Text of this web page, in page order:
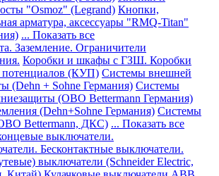
"Osmoz" (Legrand) Кнопки,
арматура, аксессуары "RMQ-Titan"
... Показать все
Заземление. Ограничители
Коробки и шкафы с ГЗШ. Коробки
потенциалов (КУП) Системы внешней
(Dehn + Sohne Германия) Системы
(ОВО Bettermann Германия)
(Dehn+Sohne Германия) Системы
Bettermann, ДКС) ... Показать все
выключатели.
Бесконтактные выключатели.
выключатели (Schneider Electric,